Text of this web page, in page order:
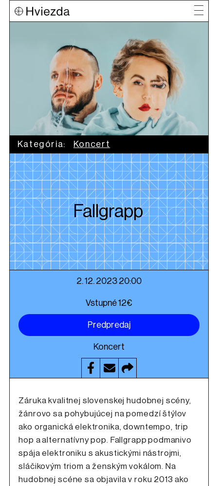
Kategória: Koncert
Fallgrapp
2. 12. 2023 20:00
Vstupné 12€
Predpredaj
Koncert
Záruka kvalitnej slovenskej hudobnej scény,
žánrovo sa pohybujúcej na pomedzí štýlov
ako organická elektronika, downtempo, trip
hop a alternatívny pop. Fallgrapp podmanivo
spája elektroniku s akustickými nástrojmi,
sláčikovým triom a ženským vokálom. Na
hudobnej scéne sa objavila v roku 2013 ako